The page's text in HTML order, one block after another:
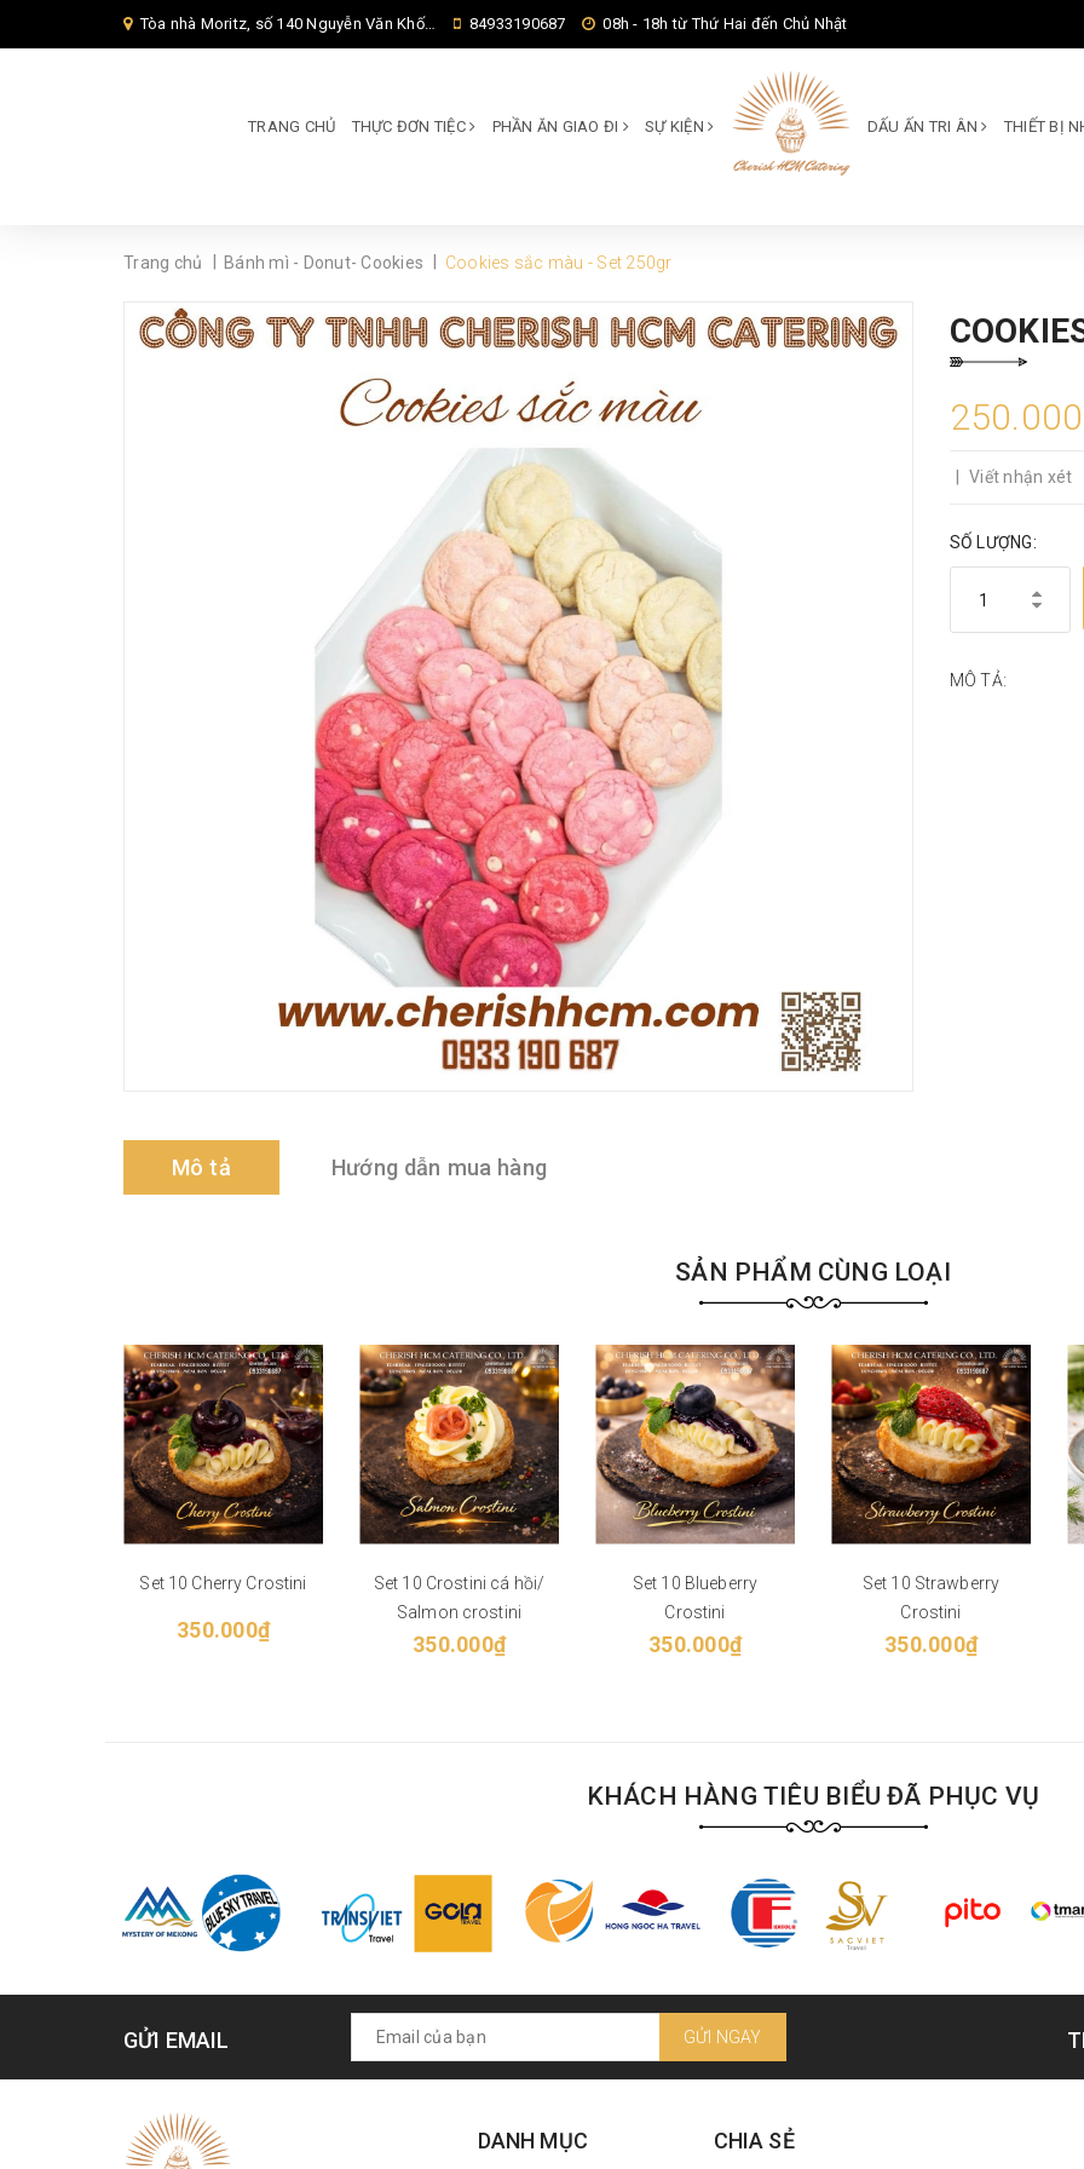
Tòa nhà Moritz, số 140 Nguyễn Văn Khối, Phường Thông Tây Hội, Thành phố Hồ Chí Minh, TP Hồ Chí Minh, 84933190687 08h - 18h từ Thứ Hai đến Chủ Nhật
TRANG CHỦ THỰC ĐƠN TIỆC PHẦN ĂN GIAO ĐI SỰ KIỆN DẤU ẤN TRI ÂN THIẾT BỊ
Trang chủ Bánh mì - Donut- Cookies Cookies sắc màu - Set 250gr
Viết nhận xét
SỐ LƯỢNG:
MÔ TẢ:
Mô tả Hướng dẫn mua hàng
SẢN PHẨM CÙNG LOẠI
Set 10 Cherry Crostini
350.000₫
Set 10 Crostini cá hồi/
Salmon crostini
350.000₫
Set 10 Blueberry
Crostini
350.000₫
Set 10 Strawberry
Crostini
350.000₫
KHÁCH HÀNG TIÊU BIỂU ĐÃ PHỤC VỤ
GỬI EMAIL GỬI NGAY
DANH MỤC CHIA SẺ